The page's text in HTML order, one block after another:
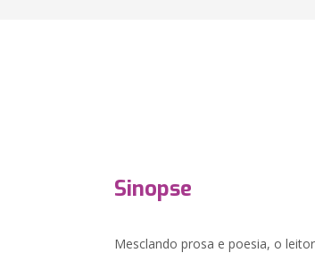
Sinopse
Mesclando prosa e poesia, o